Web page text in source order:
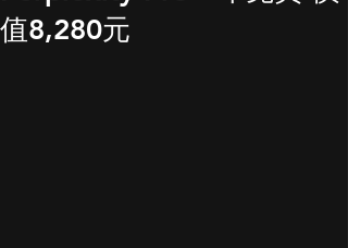
值8,280元